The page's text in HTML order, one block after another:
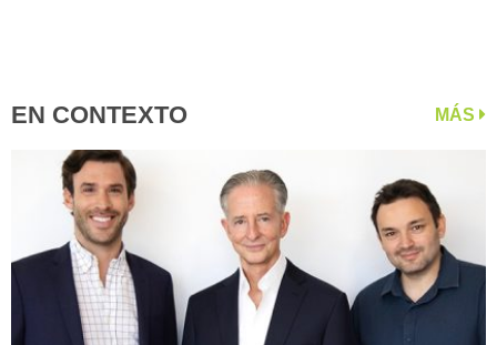
EN CONTEXTO MÁS